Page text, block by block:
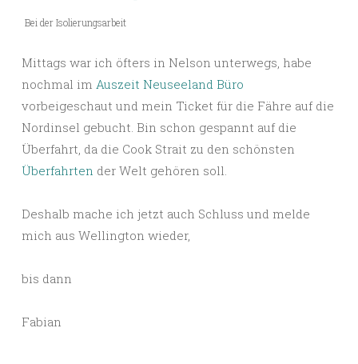
Bei der Isolierungsarbeit
Mittags war ich öfters in Nelson unterwegs, habe
nochmal im Auszeit Neuseeland Büro
vorbeigeschaut und mein Ticket für die Fähre auf die
Nordinsel gebucht. Bin schon gespannt auf die
Überfahrt, da die Cook Strait zu den schönsten
Überfahrten der Welt gehören soll.
Deshalb mache ich jetzt auch Schluss und melde
mich aus Wellington wieder,
bis dann
Fabian